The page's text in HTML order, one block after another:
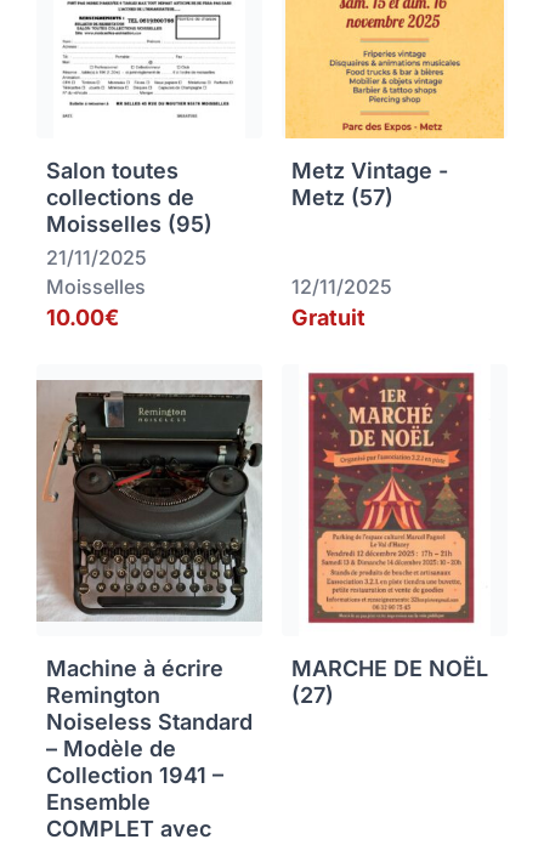
Salon toutes
collections de
Moisselles (95)
21/11/2025
Moisselles
10.00€
Metz Vintage -
Metz (57)
12/11/2025
Gratuit
Machine à écrire
Remington
Noiseless Standard
– Modèle de
Collection 1941 –
Ensemble
COMPLET avec
MARCHE DE NOËL
(27)